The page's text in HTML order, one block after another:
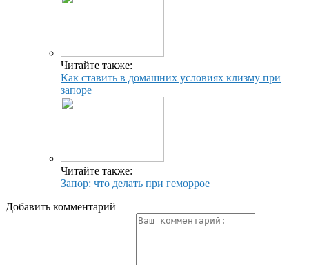
Читайте также:
Как ставить в домашних условиях клизму при
запоре
Читайте также:
Запор: что делать при геморрое
Добавить комментарий